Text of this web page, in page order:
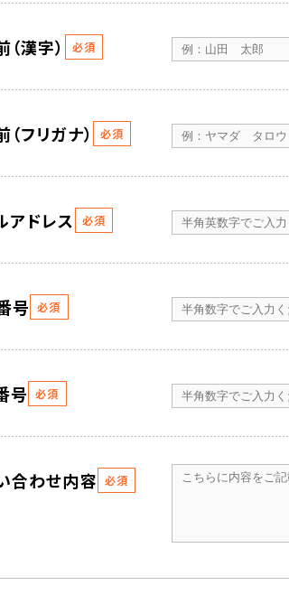
漢字） 必須
フリガナ） 必須
アドレス 必須
号 必須
号 必須
合わせ内容 必須